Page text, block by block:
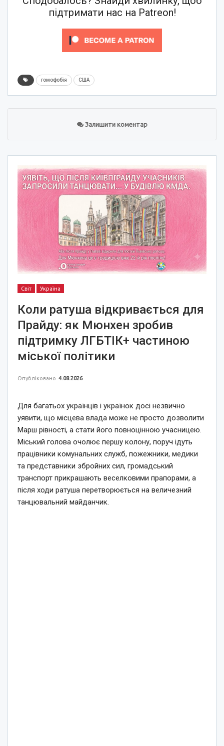
підтримати нас на Patreon!
гомофобія США
Залишити коментар
Світ Україна
Коли ратуша відкривається для
Прайду: як Мюнхен зробив
підтримку ЛГБТІК+ частиною
міської політики
Опубліковано 4.08.2026
Для багатьох українців і українок досі незвично
уявити, що місцева влада може не просто дозволити
Марш рівності, а стати його повноцінною учасницею.
Міський голова очолює першу колону, поруч ідуть
працівники комунальних служб, пожежники, медики
та представники збройних сил, громадський
транспорт прикрашають веселковими прапорами, а
після ходи ратуша перетворюється на величезний
танцювальний майданчик.